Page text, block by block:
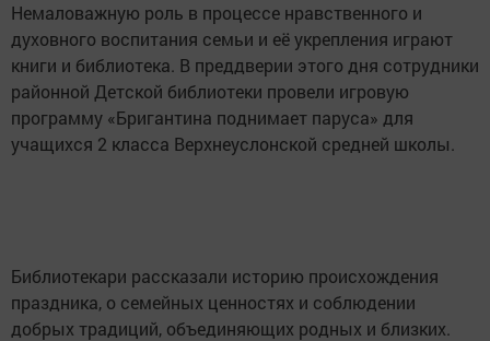
Немаловажную роль в процессе нравственного и
духовного воспитания семьи и её укрепления играют
книги и библиотека. В преддверии этого дня сотрудники
районной Детской библиотеки провели игровую
программу «Бригантина поднимает паруса» для
учащихся 2 класса Верхнеуслонской средней школы.
Библиотекари рассказали историю происхождения
праздника, о семейных ценностях и соблюдении
добрых традиций, объединяющих родных и близких.